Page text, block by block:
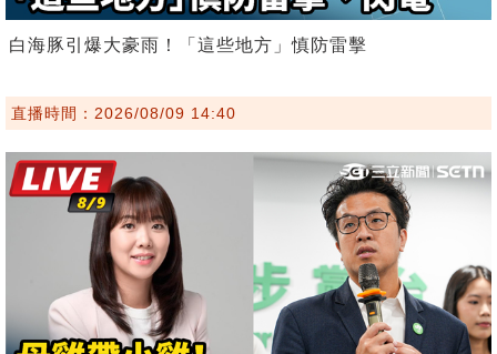
白海豚引爆大豪雨！「這些地方」慎防雷擊
直播時間：2026/08/09 14:40